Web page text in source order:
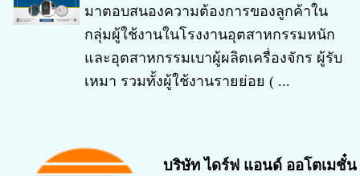
มาตอบสนองความต้องการของลูกค้าใน
กลุ่มผู้ใช้งานในโรงงานอุตสาหกรรมหนัก
และอุตสาหกรรมเบาผู้ผลิตเครื่องจักร ผู้รับ
เหมา รวมทั้งผู้ใช้งานรายย่อย ( ...
บริษัท ไดร์ฟ แอนด์ ออโตเมชั๋